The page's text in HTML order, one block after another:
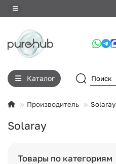
Каталог
Производитель Solaray
Solaray
Товары по категориям